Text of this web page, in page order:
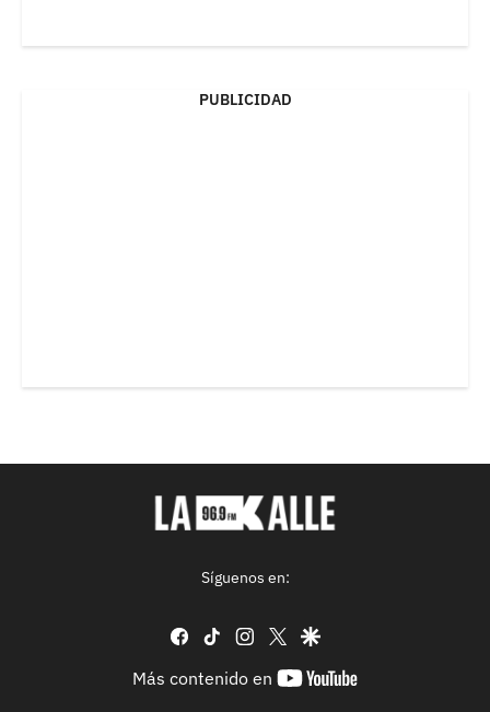
PUBLICIDAD
Síguenos en:
facebook
tiktok instagram
twittergoogle
Más contenido en
youtube-